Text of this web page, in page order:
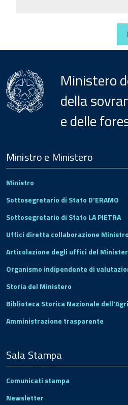
Ministero
della
e delle
Footer
Ministro e Ministero
Ministro
Sottosegretario di Stato D'ERAMO
Sottosegretario di Stato LA PIETRA
Uffici diretta collaborazione Ministro
Articolazione degli uffici del
Organismo indipendente di
Storia del Ministero
Biblioteca Storica Nazionale
Amministrazione trasparente
Sala Stampa
Comunicati stampa
Newsletter